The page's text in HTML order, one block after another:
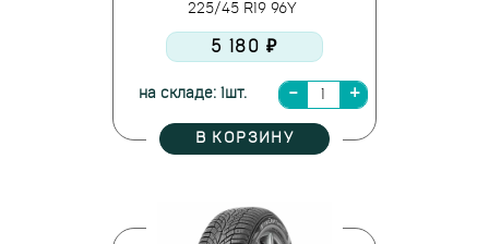
225/45 R19 96Y
5 180 ₽
на складе: 1шт.
В КОРЗИНУ